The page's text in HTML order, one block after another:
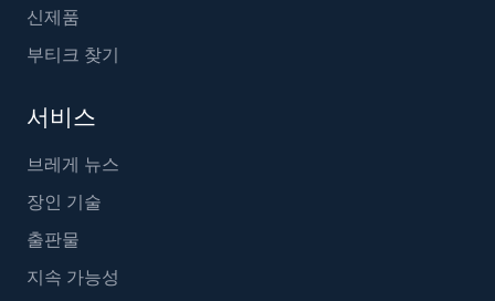
신제품
부티크 찾기
서비스
브레게 뉴스
장인 기술
출판물
지속 가능성